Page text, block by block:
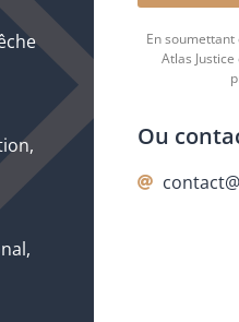
En
Atlas
Ou